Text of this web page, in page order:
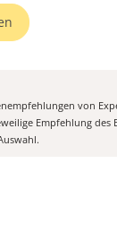
von
Empfehlung